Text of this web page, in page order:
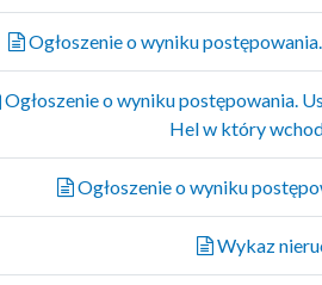
Ogłoszenie o wyniku
Ogłoszenie o wyniku postępowania.
Hel w który
Ogłoszenie o wyniku
Wykaz